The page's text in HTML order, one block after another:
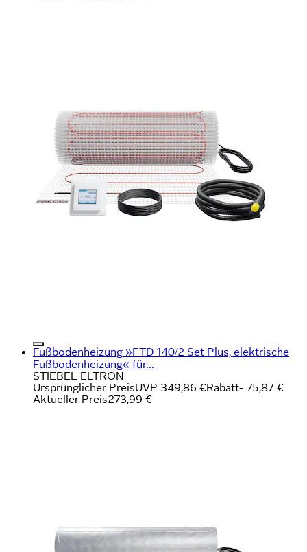
Fußbodenheizung »FTD 140/2 Set Plus, elektrische
Fußbodenheizung« für...
STIEBEL ELTRON
Ursprünglicher PreisUVP 349,86 €Rabatt- 75,87 €
Aktueller Preis273,99 €